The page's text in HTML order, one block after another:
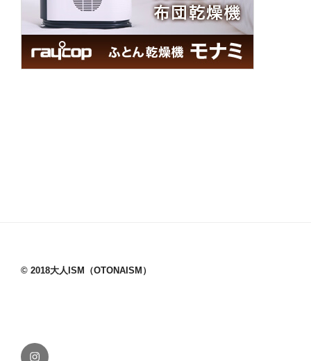
© 2018大人ISM（OTONAISM）
Instagram